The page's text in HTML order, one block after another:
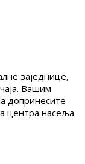
заједнице,
Вашим
допринесите
центра насеља